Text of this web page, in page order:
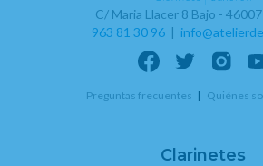
C/ Maria Llacer 8 Bajo -
963 81 30 96|
Preguntas frecuentes Quiénes
Clarinetes